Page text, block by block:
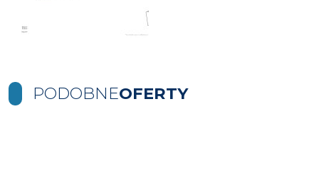
PODOBNEOFERTY